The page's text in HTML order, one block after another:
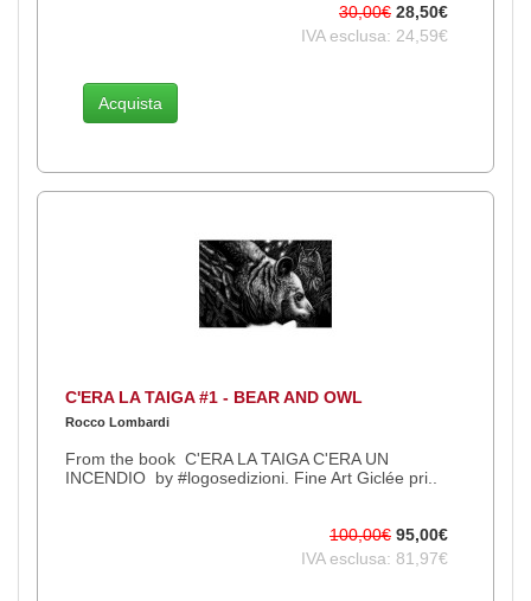
30,00€ 28,50€
IVA esclusa: 24,59€
Acquista
C'ERA LA TAIGA #1 - BEAR AND OWL
Rocco Lombardi
From the book C'ERA LA TAIGA C'ERA UN
INCENDIO by #logosedizioni. Fine Art Giclée pri..
100,00€ 95,00€
IVA esclusa: 81,97€